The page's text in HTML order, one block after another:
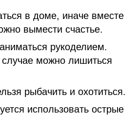
в доме, иначе вместе
вымести счастье.
рукоделием.
можно лишиться
рыбачить и охотиться.
использовать острые